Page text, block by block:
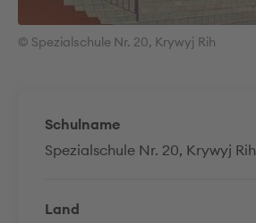
Schulname
Spezialschule Nr. 20, Krywyj Rih
Land
© Spezialschule Nr. 20, Krywyj Rih